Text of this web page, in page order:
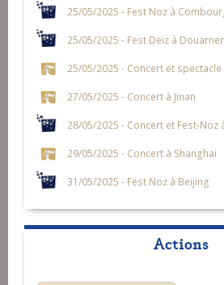
25/05/2025 - Fest Noz à
25/05/2025 - Fest Deiz à
25/05/2025 - Concert et
27/05/2025 - Concert à Jinan
28/05/2025 - Concert et Fest-Noz
29/05/2025 - Concert à Shanghai
31/05/2025 - Fest Noz à Beijing
Actions